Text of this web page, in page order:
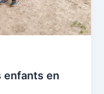
enfants en